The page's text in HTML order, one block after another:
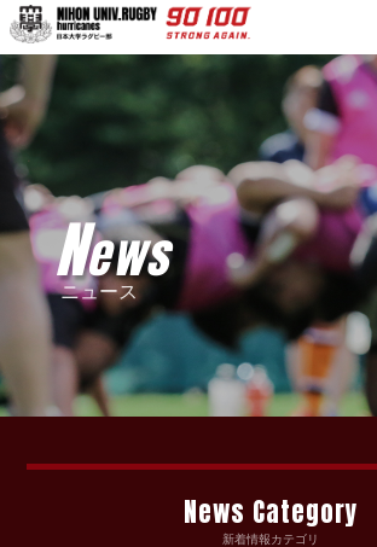
News
ニュース
News Category
新着情報カテゴリ